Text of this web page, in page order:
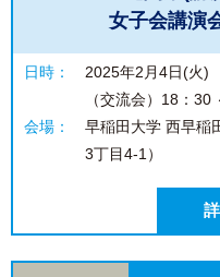
女子会講演
日時：
2025年2月4日(火
（交流会）18：30
会場：
早稲田大学 西早稲
3丁目4-1）